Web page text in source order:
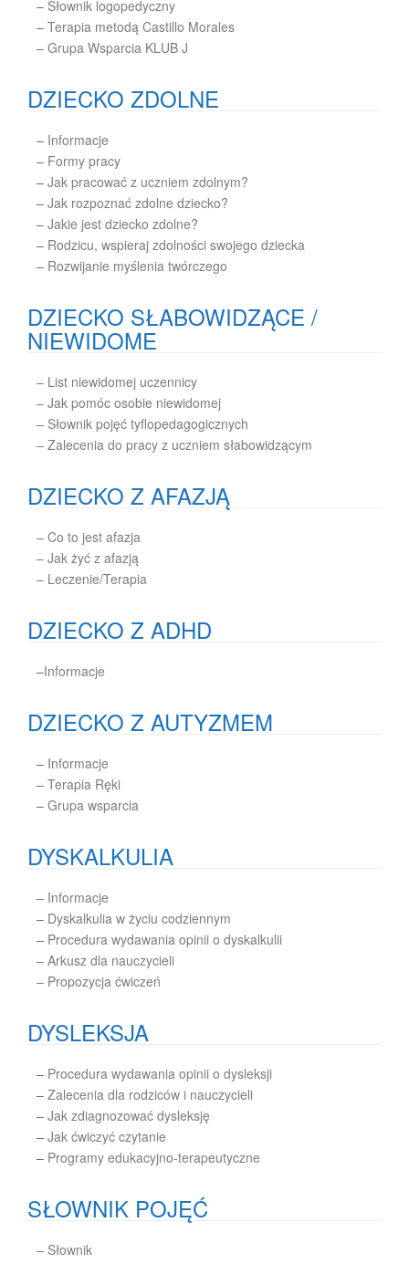
– Słownik logopedyczny
– Terapia metodą Castillo Morales
– Grupa Wsparcia KLUB J
DZIECKO ZDOLNE
– Informacje
– Formy pracy
– Jak pracować z uczniem zdolnym?
– Jak rozpoznać zdolne dziecko?
– Jakie jest dziecko zdolne?
– Rodzicu, wspieraj zdolności swojego dziecka
– Rozwijanie myślenia twórczego
DZIECKO SŁABOWIDZĄCE /
NIEWIDOME
– List niewidomej uczennicy
– Jak pomóc osobie niewidomej
– Słownik pojęć tyflopedagogicznych
– Zalecenia do pracy z uczniem słabowidzącym
DZIECKO Z AFAZJĄ
– Co to jest afazja
– Jak żyć z afazją
– Leczenie/Terapia
DZIECKO Z ADHD
–Informacje
DZIECKO Z AUTYZMEM
– Informacje
– Terapia Ręki
– Grupa wsparcia
DYSKALKULIA
– Informacje
– Dyskalkulia w życiu codziennym
– Procedura wydawania opinii o dyskalkulii
– Arkusz dla nauczycieli
– Propozycja ćwiczeń
DYSLEKSJA
– Procedura wydawania opinii o dysleksji
– Zalecenia dla rodziców i nauczycieli
– Jak zdiagnozować dysleksję
– Jak ćwiczyć czytanie
– Programy edukacyjno-terapeutyczne
SŁOWNIK POJĘĆ
– Słownik